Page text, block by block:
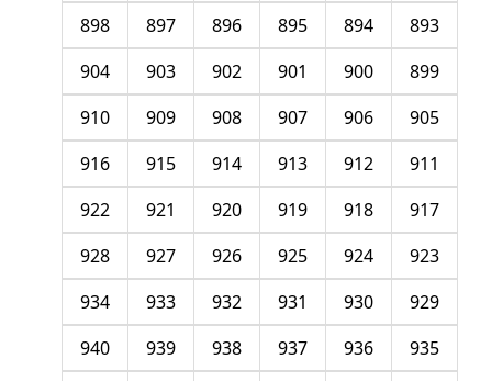
893
894
895
896
897
898
899
900
901
902
903
904
905
906
907
908
909
910
911
912
913
914
915
916
917
918
919
920
921
922
923
924
925
926
927
928
929
930
931
932
933
934
935
936
937
938
939
940